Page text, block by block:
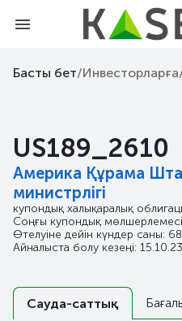
Басты бет/Инвесторларға
US189_2610
Америка Құрама
министрлігі
купондық халықаралық
Соңғы купондық
Өтелуіне дейін күндер саны: 68
Айналыста болу кезеңі:
Сауда-саттық